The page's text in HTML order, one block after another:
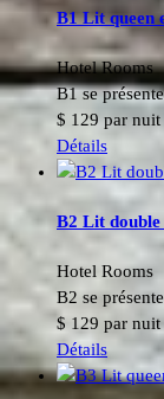
B1 Lit queen
Hotel Rooms
B1 se
$ 129 par nuit
Détails
B2 Lit
Hotel Rooms
B2 se
$ 129 par nuit
Détails